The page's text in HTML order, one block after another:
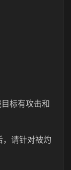
标有攻击和
请针对被灼